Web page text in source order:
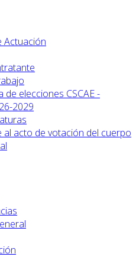
Actuación
de elecciones CSCAE -
2029
al acto de votación del cuerpo